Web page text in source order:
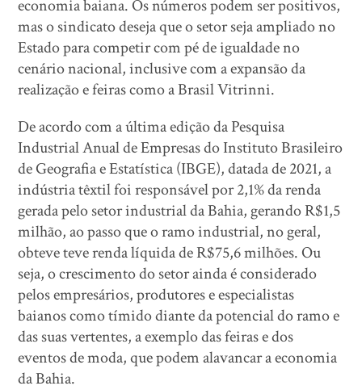
economia baiana. Os números podem ser positivos,
mas o sindicato deseja que o setor seja ampliado no
Estado para competir com pé de igualdade no
cenário nacional, inclusive com a expansão da
realização e feiras como a Brasil Vitrinni.
De acordo com a última edição da Pesquisa
Industrial Anual de Empresas do Instituto Brasileiro
de Geografia e Estatística (IBGE), datada de 2021, a
indústria têxtil foi responsável por 2,1% da renda
gerada pelo setor industrial da Bahia, gerando R$1,5
milhão, ao passo que o ramo industrial, no geral,
obteve teve renda líquida de R$75,6 milhões. Ou
seja, o crescimento do setor ainda é considerado
pelos empresários, produtores e especialistas
baianos como tímido diante da potencial do ramo e
das suas vertentes, a exemplo das feiras e dos
eventos de moda, que podem alavancar a economia
da Bahia.